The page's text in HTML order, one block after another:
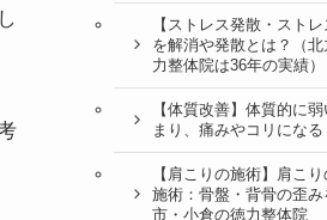
【ストレス発散・スト
を解消や発散とは？（
力整体院は36年の実績）
【体質改善】体質的に
まり、痛みやコリになる
【肩こりの施術】肩こ
施術：骨盤・背骨の歪み
市・小倉の徳力整体院